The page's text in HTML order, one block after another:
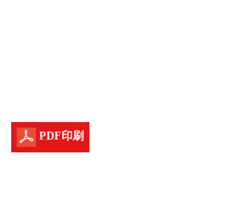
PDF印刷